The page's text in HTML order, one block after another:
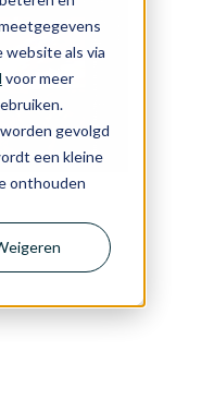
website als via
voor meer
gevolgd
een kleine
onthouden